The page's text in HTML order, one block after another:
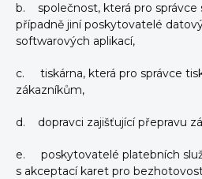
b. společnost, která pro správce
případně jiní poskytovatelé
softwarových aplikací,
c. tiskárna, která pro správce
zákazníkům,
d. dopravci zajišťující přepravu
e. poskytovatelé platebních
s akceptací karet pro